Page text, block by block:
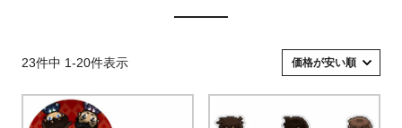
価格が安い順
23件中 1-20件表示